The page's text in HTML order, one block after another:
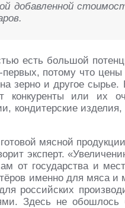
добавленной
есть большой
потому что
зерно и другое
конкуренты или их
кондитерские изделия,
мясной
эксперт.
от государства и
именно для мяса
российских
Здесь не